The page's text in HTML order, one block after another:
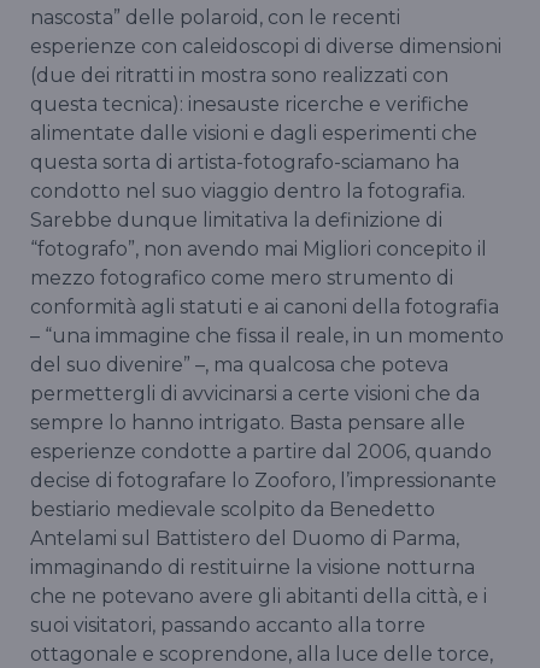
nascosta” delle polaroid, con le recenti
esperienze con caleidoscopi di diverse dimensioni
(due dei ritratti in mostra sono realizzati con
questa tecnica): inesauste ricerche e verifiche
alimentate dalle visioni e dagli esperimenti che
questa sorta di artista-fotografo-sciamano ha
condotto nel suo viaggio dentro la fotografia.
Sarebbe dunque limitativa la definizione di
“fotografo”, non avendo mai Migliori concepito il
mezzo fotografico come mero strumento di
conformità agli statuti e ai canoni della fotografia
– “una immagine che fissa il reale, in un momento
del suo divenire” –, ma qualcosa che poteva
permettergli di avvicinarsi a certe visioni che da
sempre lo hanno intrigato. Basta pensare alle
esperienze condotte a partire dal 2006, quando
decise di fotografare lo Zooforo, l’impressionante
bestiario medievale scolpito da Benedetto
Antelami sul Battistero del Duomo di Parma,
immaginando di restituirne la visione notturna
che ne potevano avere gli abitanti della città, e i
suoi visitatori, passando accanto alla torre
ottagonale e scoprendone, alla luce delle torce,